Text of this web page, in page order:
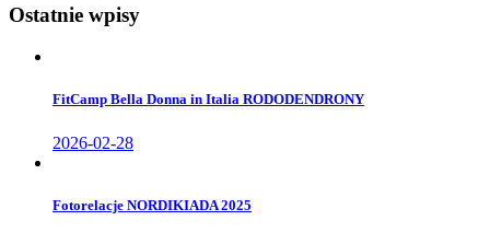
Ostatnie wpisy
FitCamp Bella Donna in Italia RODODENDRONY
2026-02-28
Fotorelacje NORDIKIADA 2025